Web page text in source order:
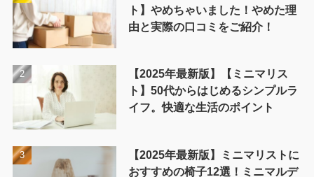
ト】やめちゃいました！やめた理
由と実際の口コミをご紹介！
【2025年最新版】【ミニマリス
ト】50代からはじめるシンプルラ
イフ。快適な生活のポイント
【2025年最新版】ミニマリストに
おすすめの椅子12選！ミニマルデ